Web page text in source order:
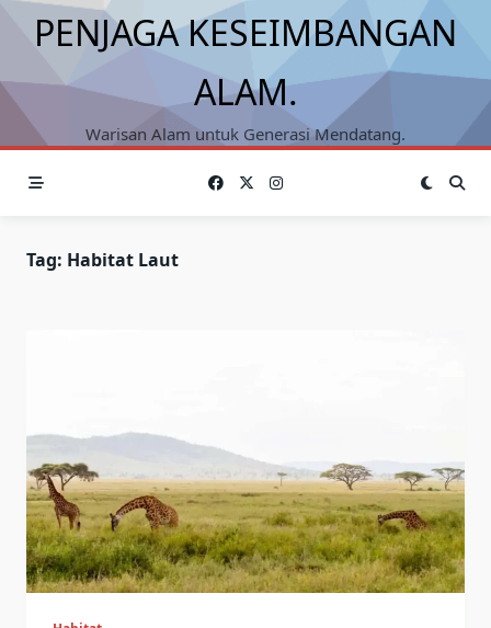
PENJAGA KESEIMBANGAN
ALAM.
Warisan Alam untuk Generasi Mendatang.
Tag: Habitat Laut